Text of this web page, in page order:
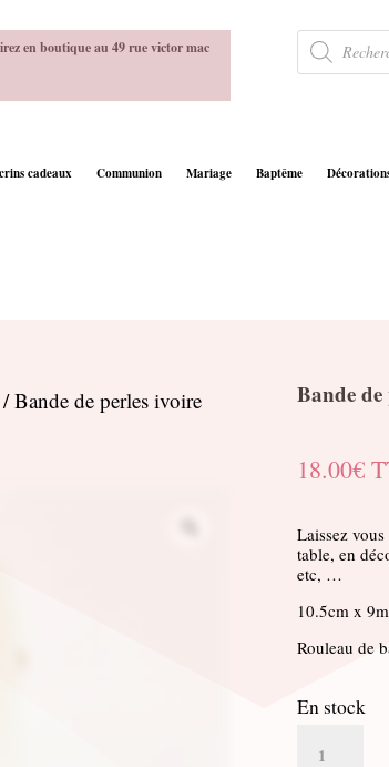
en boutique au 49 rue victor mac
Recherche
de
produits
cadeaux Communion Mariage Baptême
/ Bande de perles ivoire
Bande
18.00€
Laissez
table, en
etc, …
10.5cm x
Rouleau de
En stock